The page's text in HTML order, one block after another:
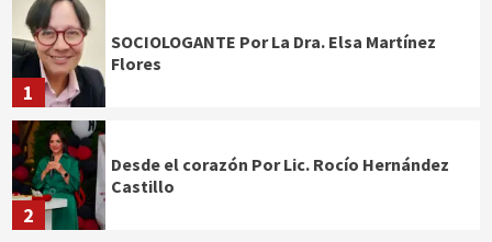
1
SOCIOLOGANTE Por La Dra. Elsa Martínez
Flores
2
Desde el corazón Por Lic. Rocío Hernández
Castillo